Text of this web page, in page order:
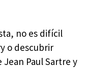
no es difícil
o descubrir
Paul Sartre y